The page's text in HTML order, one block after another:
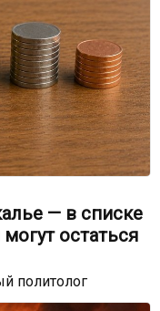
— в списке
остаться
политолог